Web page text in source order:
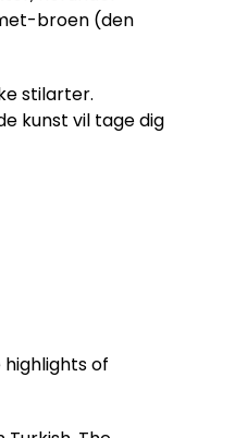
broen (den
stilarter.
kunst vil tage dig
of